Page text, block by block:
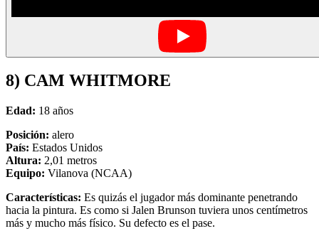
8) CAM WHITMORE
Edad: 18 años
Posición: alero
País: Estados Unidos
Altura: 2,01 metros
Equipo: Vilanova (NCAA)
Características: Es quizás el jugador más dominante penetrando
hacia la pintura. Es como si Jalen Brunson tuviera unos centímetros
más y mucho más físico. Su defecto es el pase.